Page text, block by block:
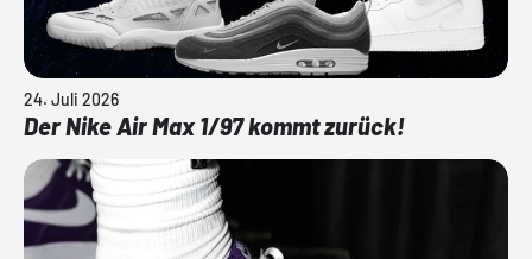
24. Juli 2026
Der Nike Air Max 1/97 kommt zurück!